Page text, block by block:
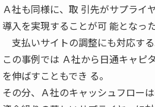
Ａ社も同様に、取 引先がサプライ
導入を実現することが可 能となった
支払いサイトの調整にも対応する
この事例では Ａ社から日通キャピ
を伸ばすこともでき る。
その分、Ａ社のキャッシュフロー